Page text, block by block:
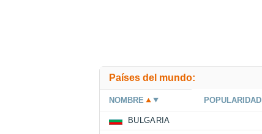
Países del mundo:
NOMBRE POPULARIDAD
BULGARIA